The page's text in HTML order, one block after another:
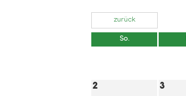
zurück
So.
2 3